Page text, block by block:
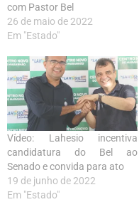
com Pastor Bel
26 de maio de 2022
Em "Estado"
Vídeo: Lahesio incentiva
candidatura do Bel ao
Senado e convida para ato
19 de junho de 2022
Em "Estado"